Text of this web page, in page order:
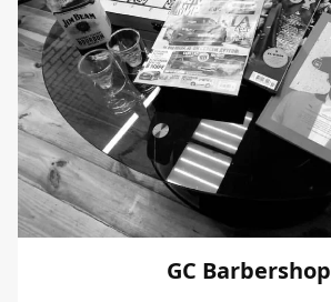
GC Barbershop